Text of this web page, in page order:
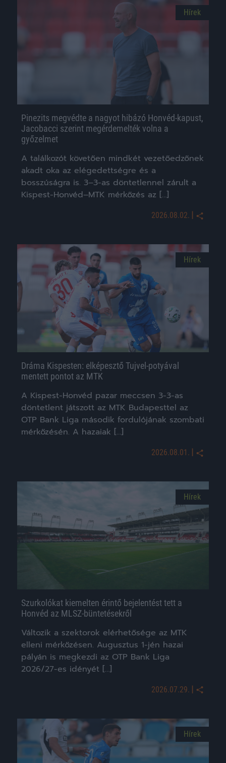
Hírek
Pinezits megvédte a nagyot hibázó Honvéd-kapust,
Jacobacci szerint megérdemelték volna a
győzelmet
A találkozót követően mindkét vezetőedzőnek
akadt oka az elégedettségre és a
bosszúságra is. 3–3-as döntetlennel zárult a
Kispest-Honvéd–MTK mérkőzés az […]
2026.08.02. |
Hírek
Dráma Kispesten: elképesztő Tujvel-potyával
mentett pontot az MTK
A Kispest-Honvéd pazar meccsen 3-3-as
döntetlent játszott az MTK Budapesttel az
OTP Bank Liga második fordulójának szombati
mérkőzésén. A hazaiak […]
2026.08.01. |
Hírek
Szurkolókat kiemelten érintő bejelentést tett a
Honvéd az MLSZ-büntetésekről
Változik a szektorok elérhetősége az MTK
elleni mérkőzésen. Augusztus 1-jén hazai
pályán is megkezdi az OTP Bank Liga
2026/27-es idényét […]
2026.07.29. |
Hírek